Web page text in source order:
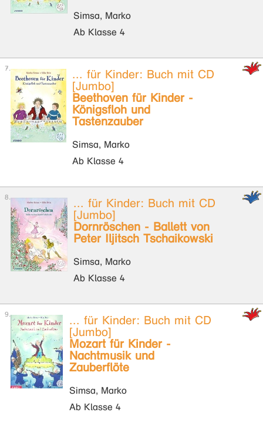
Simsa, Marko
Ab Klasse 4
... für Kinder: Buch mit CD
[Jumbo]
Beethoven für Kinder -
Königsfloh und
Tastenzauber
Simsa, Marko
Ab Klasse 4
... für Kinder: Buch mit CD
[Jumbo]
Dornröschen - Ballett von
Peter Iljitsch Tschaikowski
Simsa, Marko
Ab Klasse 4
... für Kinder: Buch mit CD
[Jumbo]
Mozart für Kinder -
Nachtmusik und
Zauberflöte
Simsa, Marko
Ab Klasse 4